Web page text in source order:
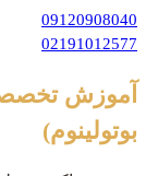
09120908040
02191012577
آموزش
بوتولینوم)